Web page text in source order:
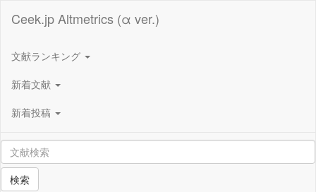
Ceek.jp Altmetrics (α ver.)
文献ランキング
新着文献
新着投稿
検索